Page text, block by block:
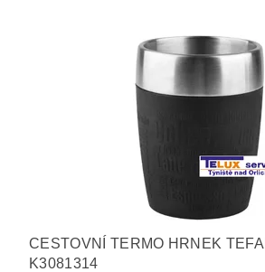
CESTOVNÍ TERMO HRNEK
K3081314